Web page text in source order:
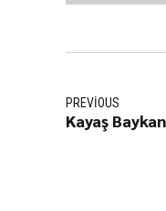
PREVIOUS
Kayaş